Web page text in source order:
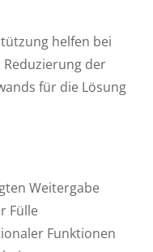
helfen bei
der
für die Lösung
Weitergabe
Fülle
Funktionen